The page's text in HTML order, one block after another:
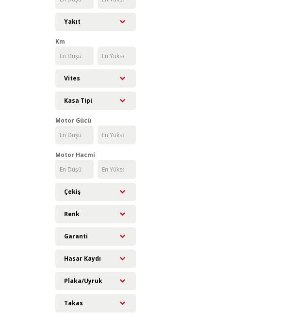
Yakıt
Km
Vites
Kasa Tipi
Motor Gücü
Motor Hacmi
Çekiş
Renk
Garanti
Hasar Kaydı
Plaka/Uyruk
Takas